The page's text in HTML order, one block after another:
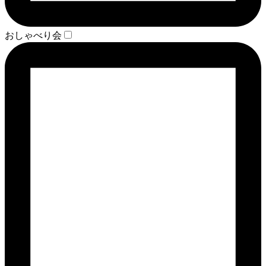
おしゃべり会